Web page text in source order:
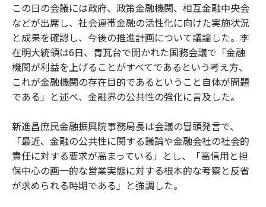
この日の会議には政府、政策金融機関、相互金融中央会
などが出席し、社会連帯金融の活性化に向けた実施状況
と成果を確認し、今後の推進計画について議論した。李
在明大統領は6日、青瓦台で開かれた国務会議で「金融
機関が利益を上げることがすべてであるという考え方、
これが金融機関の存在目的であるということ自体が問題
である」と述べ、金融界の公共性の強化に言及した。
新進昌庶民金融振興院事務局長は会議の冒頭発言で、
「最近、金融の公共性に関する議論や金融会社の社会的
責任に対する要求が高まっている」とし、「高信用と担
保中心の画一的な営業実態に対する根本的な考察と反省
が求められる時期である」と強調した。